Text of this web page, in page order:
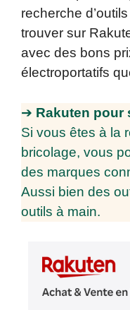
recherche
trouver sur
avec des bons
électroportatifs
➔ Rakuten pour
Si vous êtes à la
bricolage, vous
des marques
Aussi bien des
outils à main.